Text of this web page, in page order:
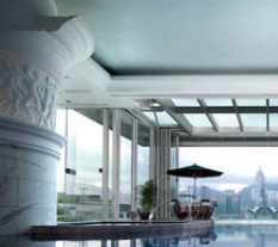
This page can't load
OK